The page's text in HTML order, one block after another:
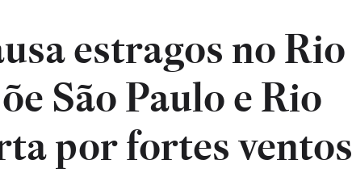
estragos no Rio
São Paulo e Rio
por fortes ventos